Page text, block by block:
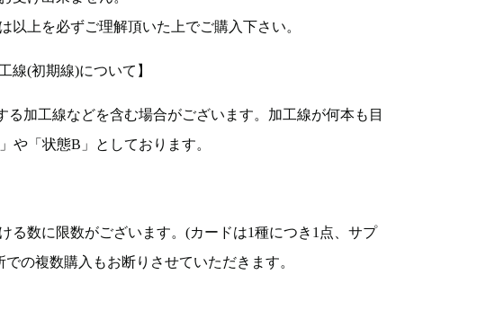
以上を必ずご理解頂いた上でご購入下さい。
線(初期線)について】
加工線などを含む場合がございます。加工線が何本も目
や「状態B」としております。
る数に限数がございます。(カードは1種につき1点、サプ
の複数購入もお断りさせていただきます。